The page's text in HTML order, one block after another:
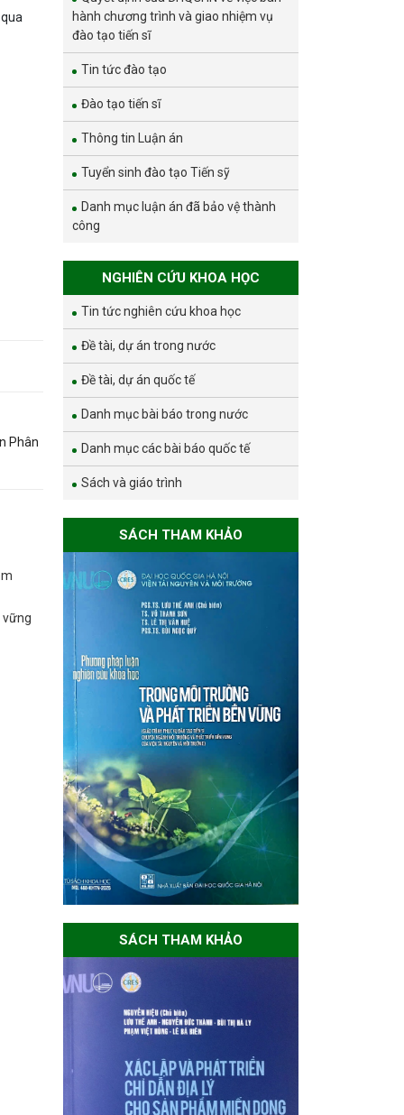
Phân
vững
hành chương trình và giao nhiệm vụ
đào tạo tiến sĩ
Tin tức đào tạo
Đào tạo tiến sĩ
Thông tin Luận án
Tuyển sinh đào tạo Tiến sỹ
Danh mục luận án đã bảo vệ thành
công
NGHIÊN CỨU KHOA HỌC
Tin tức nghiên cứu khoa học
Đề tài, dự án trong nước
Đề tài, dự án quốc tế
Danh mục bài báo trong nước
Danh mục các bài báo quốc tế
Sách và giáo trình
SÁCH THAM KHẢO
SÁCH THAM KHẢO